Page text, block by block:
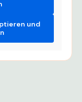
und